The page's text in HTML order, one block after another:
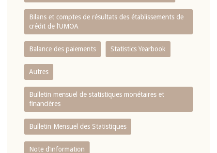
Bilans et comptes de résultats des établissements de
crédit de l‘UMOA
Balance des paiements Statistics Yearbook
Autres
Bulletin mensuel de statistiques monétaires et
financières
Bulletin Mensuel des Statistiques
Note d’information